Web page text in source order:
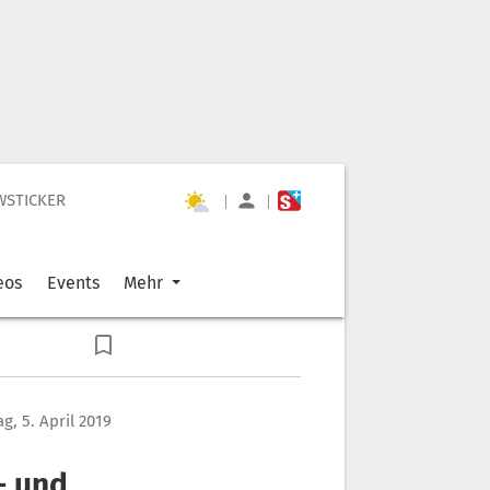
| |
Events Mehr
5. April 2019